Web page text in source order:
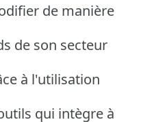
de manière
de son secteur
à l'utilisation
qui intègre à